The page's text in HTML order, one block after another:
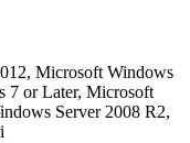
Microsoft Windows
7 or Later, Microsoft
Server 2008 R2,